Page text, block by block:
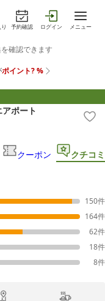
予約確認 ログイン メニュー
ポート
クーポン クチコミ
150件
164件
62件
18件
8件